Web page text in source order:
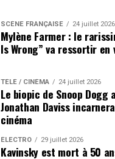
SCÈNE FRANÇAISE 24 juillet 2026
Mylène Farmer : le
Is Wrong” va ressortir en
TÉLÉ / CINÉMA 24 juillet 2026
Le biopic de Snoop Dogg
Jonathan Daviss
cinéma
ÉLECTRO 29 juillet 2026
Kavinsky est mort à 50